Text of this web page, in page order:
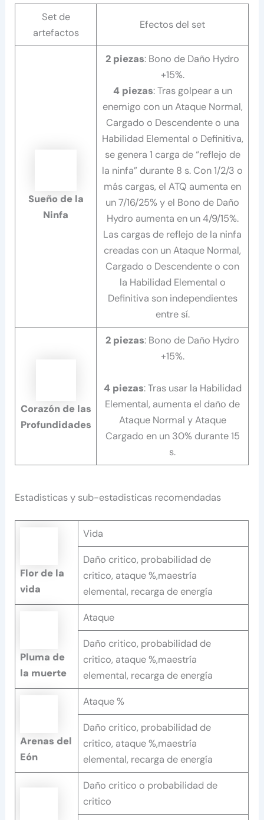
Set de
artefactos
Efectos del set
Sueño de la
Ninfa
2 piezas: Bono de Daño Hydro
+15%.
4 piezas: Tras golpear a un
enemigo con un Ataque Normal,
Cargado o Descendente o una
Habilidad Elemental o Definitiva,
se genera 1 carga de “reflejo de
la ninfa” durante 8 s. Con 1/2/3 o
más cargas, el ATQ aumenta en
un 7/16/25% y el Bono de Daño
Hydro aumenta en un 4/9/15%.
Las cargas de reflejo de la ninfa
creadas con un Ataque Normal,
Cargado o Descendente o con
la Habilidad Elemental o
Definitiva son independientes
entre sí.
Corazón de las
Profundidades
2 piezas: Bono de Daño Hydro
+15%.
4 piezas: Tras usar la Habilidad
Elemental, aumenta el daño de
Ataque Normal y Ataque
Cargado en un 30% durante 15
s.
Estadisticas y sub-estadisticas recomendadas
Flor de la
vida
Vida
Daño critico, probabilidad de
critico, ataque %,maestría
elemental, recarga de energía
Pluma de
la muerte
Ataque
Daño critico, probabilidad de
critico, ataque %,maestría
elemental, recarga de energía
Arenas del
Eón
Ataque %
Daño critico, probabilidad de
critico, ataque %,maestría
elemental, recarga de energía
Daño critico o probabilidad de
critico